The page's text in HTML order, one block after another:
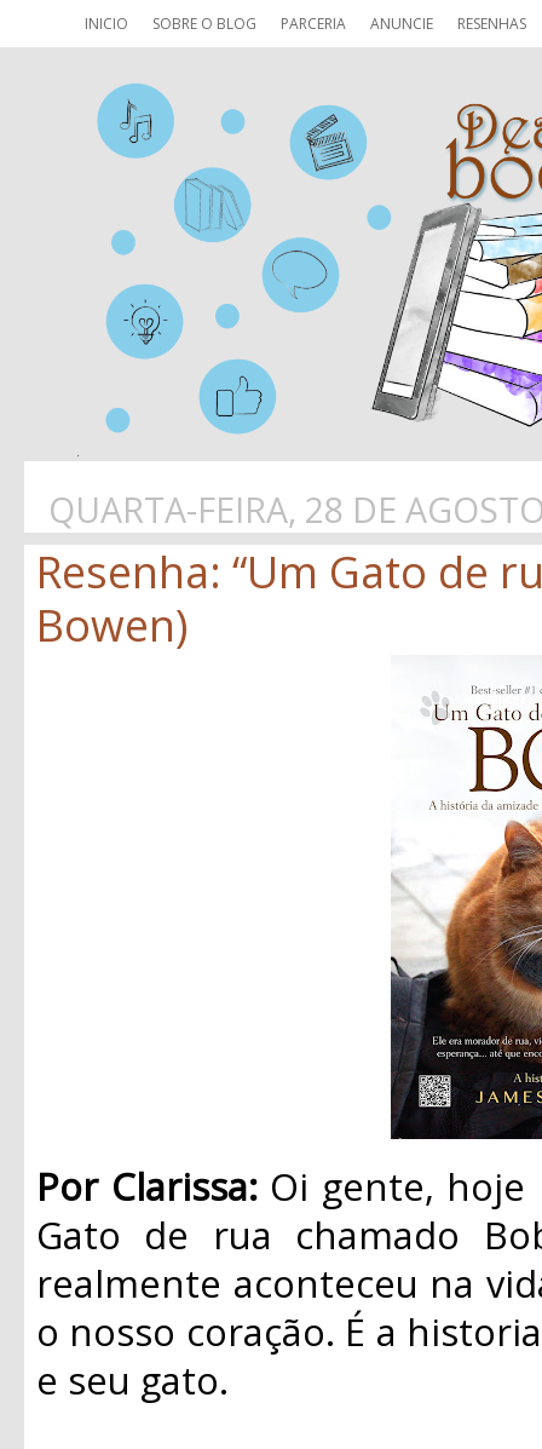
INICIO SOBRE O BLOG PARCERIA ANUNCIE RESENHAS
QUARTA-FEIRA, 28 DE
Resenha: “Um Gato de
Bowen)
Por Clarissa: Oi gente, hoje
Gato de rua chamado
realmente aconteceu na
o nosso coração. É a
e seu gato.